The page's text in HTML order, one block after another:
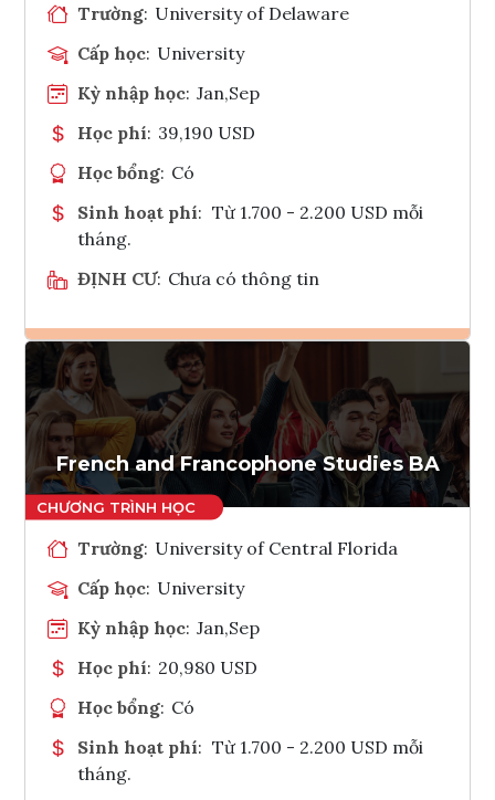
Trường: University of Delaware
Cấp học: University
Kỳ nhập học: Jan,Sep
Học phí: 39,190 USD
Học bổng: Có
Sinh hoạt phí: Từ 1.700 - 2.200 USD mỗi
tháng.
ĐỊNH CƯ: Chưa có thông tin
Ghi danh
Tham vấn Interlink
French and Francophone Studies BA
Trường: University of Central Florida
Cấp học: University
Kỳ nhập học: Jan,Sep
Học phí: 20,980 USD
Học bổng: Có
Sinh hoạt phí: Từ 1.700 - 2.200 USD mỗi
tháng.